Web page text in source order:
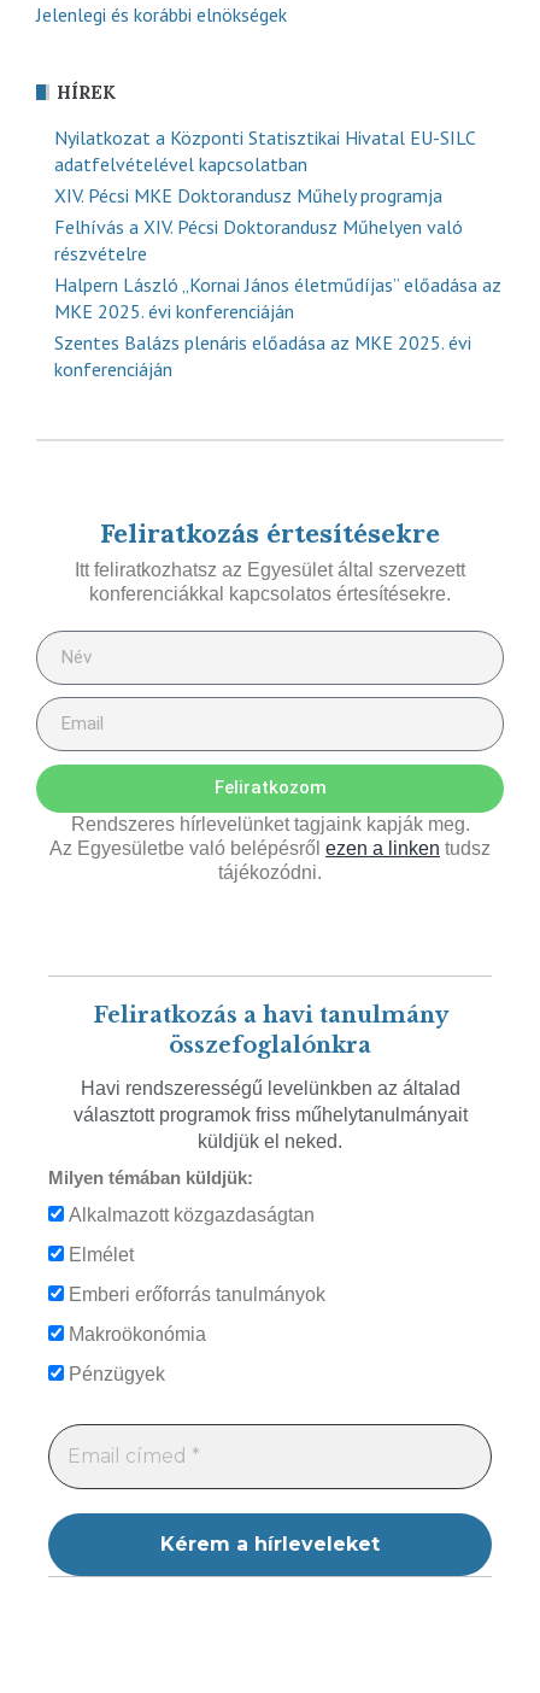
Jelenlegi és korábbi elnökségek
HÍREK
Nyilatkozat a Központi Statisztikai Hivatal EU-SILC
adatfelvételével kapcsolatban
XIV. Pécsi MKE Doktorandusz Műhely programja
Felhívás a XIV. Pécsi Doktorandusz Műhelyen való
részvételre
Halpern László „Kornai János életműdíjas” előadása az
MKE 2025. évi konferenciáján
Szentes Balázs plenáris előadása az MKE 2025. évi
konferenciáján
Feliratkozás értesítésekre
Itt feliratkozhatsz az Egyesület által szervezett
konferenciákkal kapcsolatos értesítésekre.
Feliratkozom
Rendszeres hírlevelünket tagjaink kapják meg.
Az Egyesületbe való belépésről ezen a linken tudsz
tájékozódni.
Feliratkozás a havi tanulmány
összefoglalónkra
Havi rendszerességű levelünkben az általad
választott programok friss műhelytanulmányait
küldjük el neked.
Milyen témában küldjük:
Alkalmazott közgazdaságtan
Elmélet
Emberi erőforrás tanulmányok
Makroökonómia
Pénzügyek